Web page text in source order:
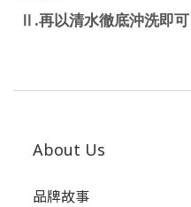
.再以清水徹底沖洗即可
About Us
品牌故事